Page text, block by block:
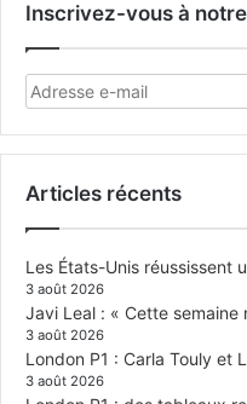
Inscrivez-vous à
Articles récents
Les États-Unis réussissent
3 août 2026
Javi Leal : « Cette semaine
3 août 2026
London P1 : Carla Touly et
3 août 2026